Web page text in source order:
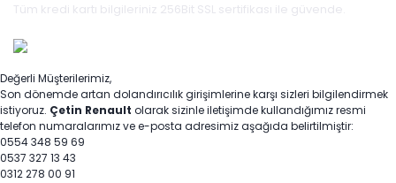
Tüm kredi kartı bilgileriniz 256Bit SSL sertifikası ile güvende.
Değerli Müşterilerimiz,
Son dönemde artan dolandırıcılık girişimlerine karşı sizleri bilgilendirmek
istiyoruz. Çetin Renault olarak sizinle iletişimde kullandığımız resmi
telefon numaralarımız ve e-posta adresimiz aşağıda belirtilmiştir:
0554 348 59 69
0537 327 13 43
0312 278 00 91